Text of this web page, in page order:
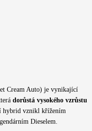
Cream Auto) je vynikající
dorůstá vysokého vzrůstu
hybrid vznikl křížením
Dieselem.